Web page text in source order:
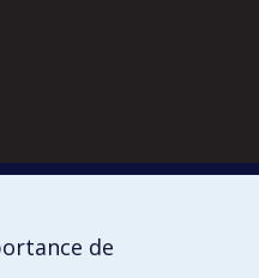
nucléaire
de